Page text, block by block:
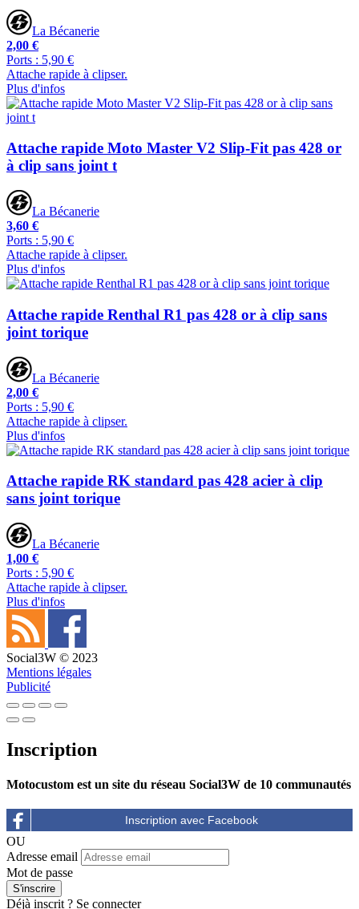
La Bécanerie
2,00 €
Ports : 5,90 €
Attache rapide à clipser.
Plus d'infos
Attache rapide Moto Master V2 Slip-Fit pas 428 or
à clip sans joint t
La Bécanerie
3,60 €
Ports : 5,90 €
Attache rapide à clipser.
Plus d'infos
Attache rapide Renthal R1 pas 428 or à clip sans
joint torique
La Bécanerie
2,00 €
Ports : 5,90 €
Attache rapide à clipser.
Plus d'infos
Attache rapide RK standard pas 428 acier à clip
sans joint torique
La Bécanerie
1,00 €
Ports : 5,90 €
Attache rapide à clipser.
Plus d'infos
Social3W © 2023
Mentions légales
Publicité
Inscription
Motocustom est un site du réseau Social3W de 10 communautés
OU
Adresse email
Mot de passe
Déjà inscrit ? Se connecter